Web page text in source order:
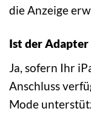
die Anzeige
Ist der Adapter
Ja, sofern Ihr
Anschluss
Mode